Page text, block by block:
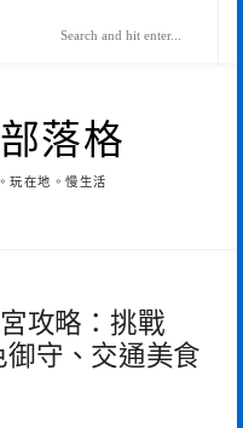
落格
玩在地。慢生活
攻略：挑戰
御守、交通美食